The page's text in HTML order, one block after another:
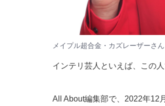
メイプル超合金・カズレーザーさん
インテリ芸人といえば、この人
All About編集部で、2022年12